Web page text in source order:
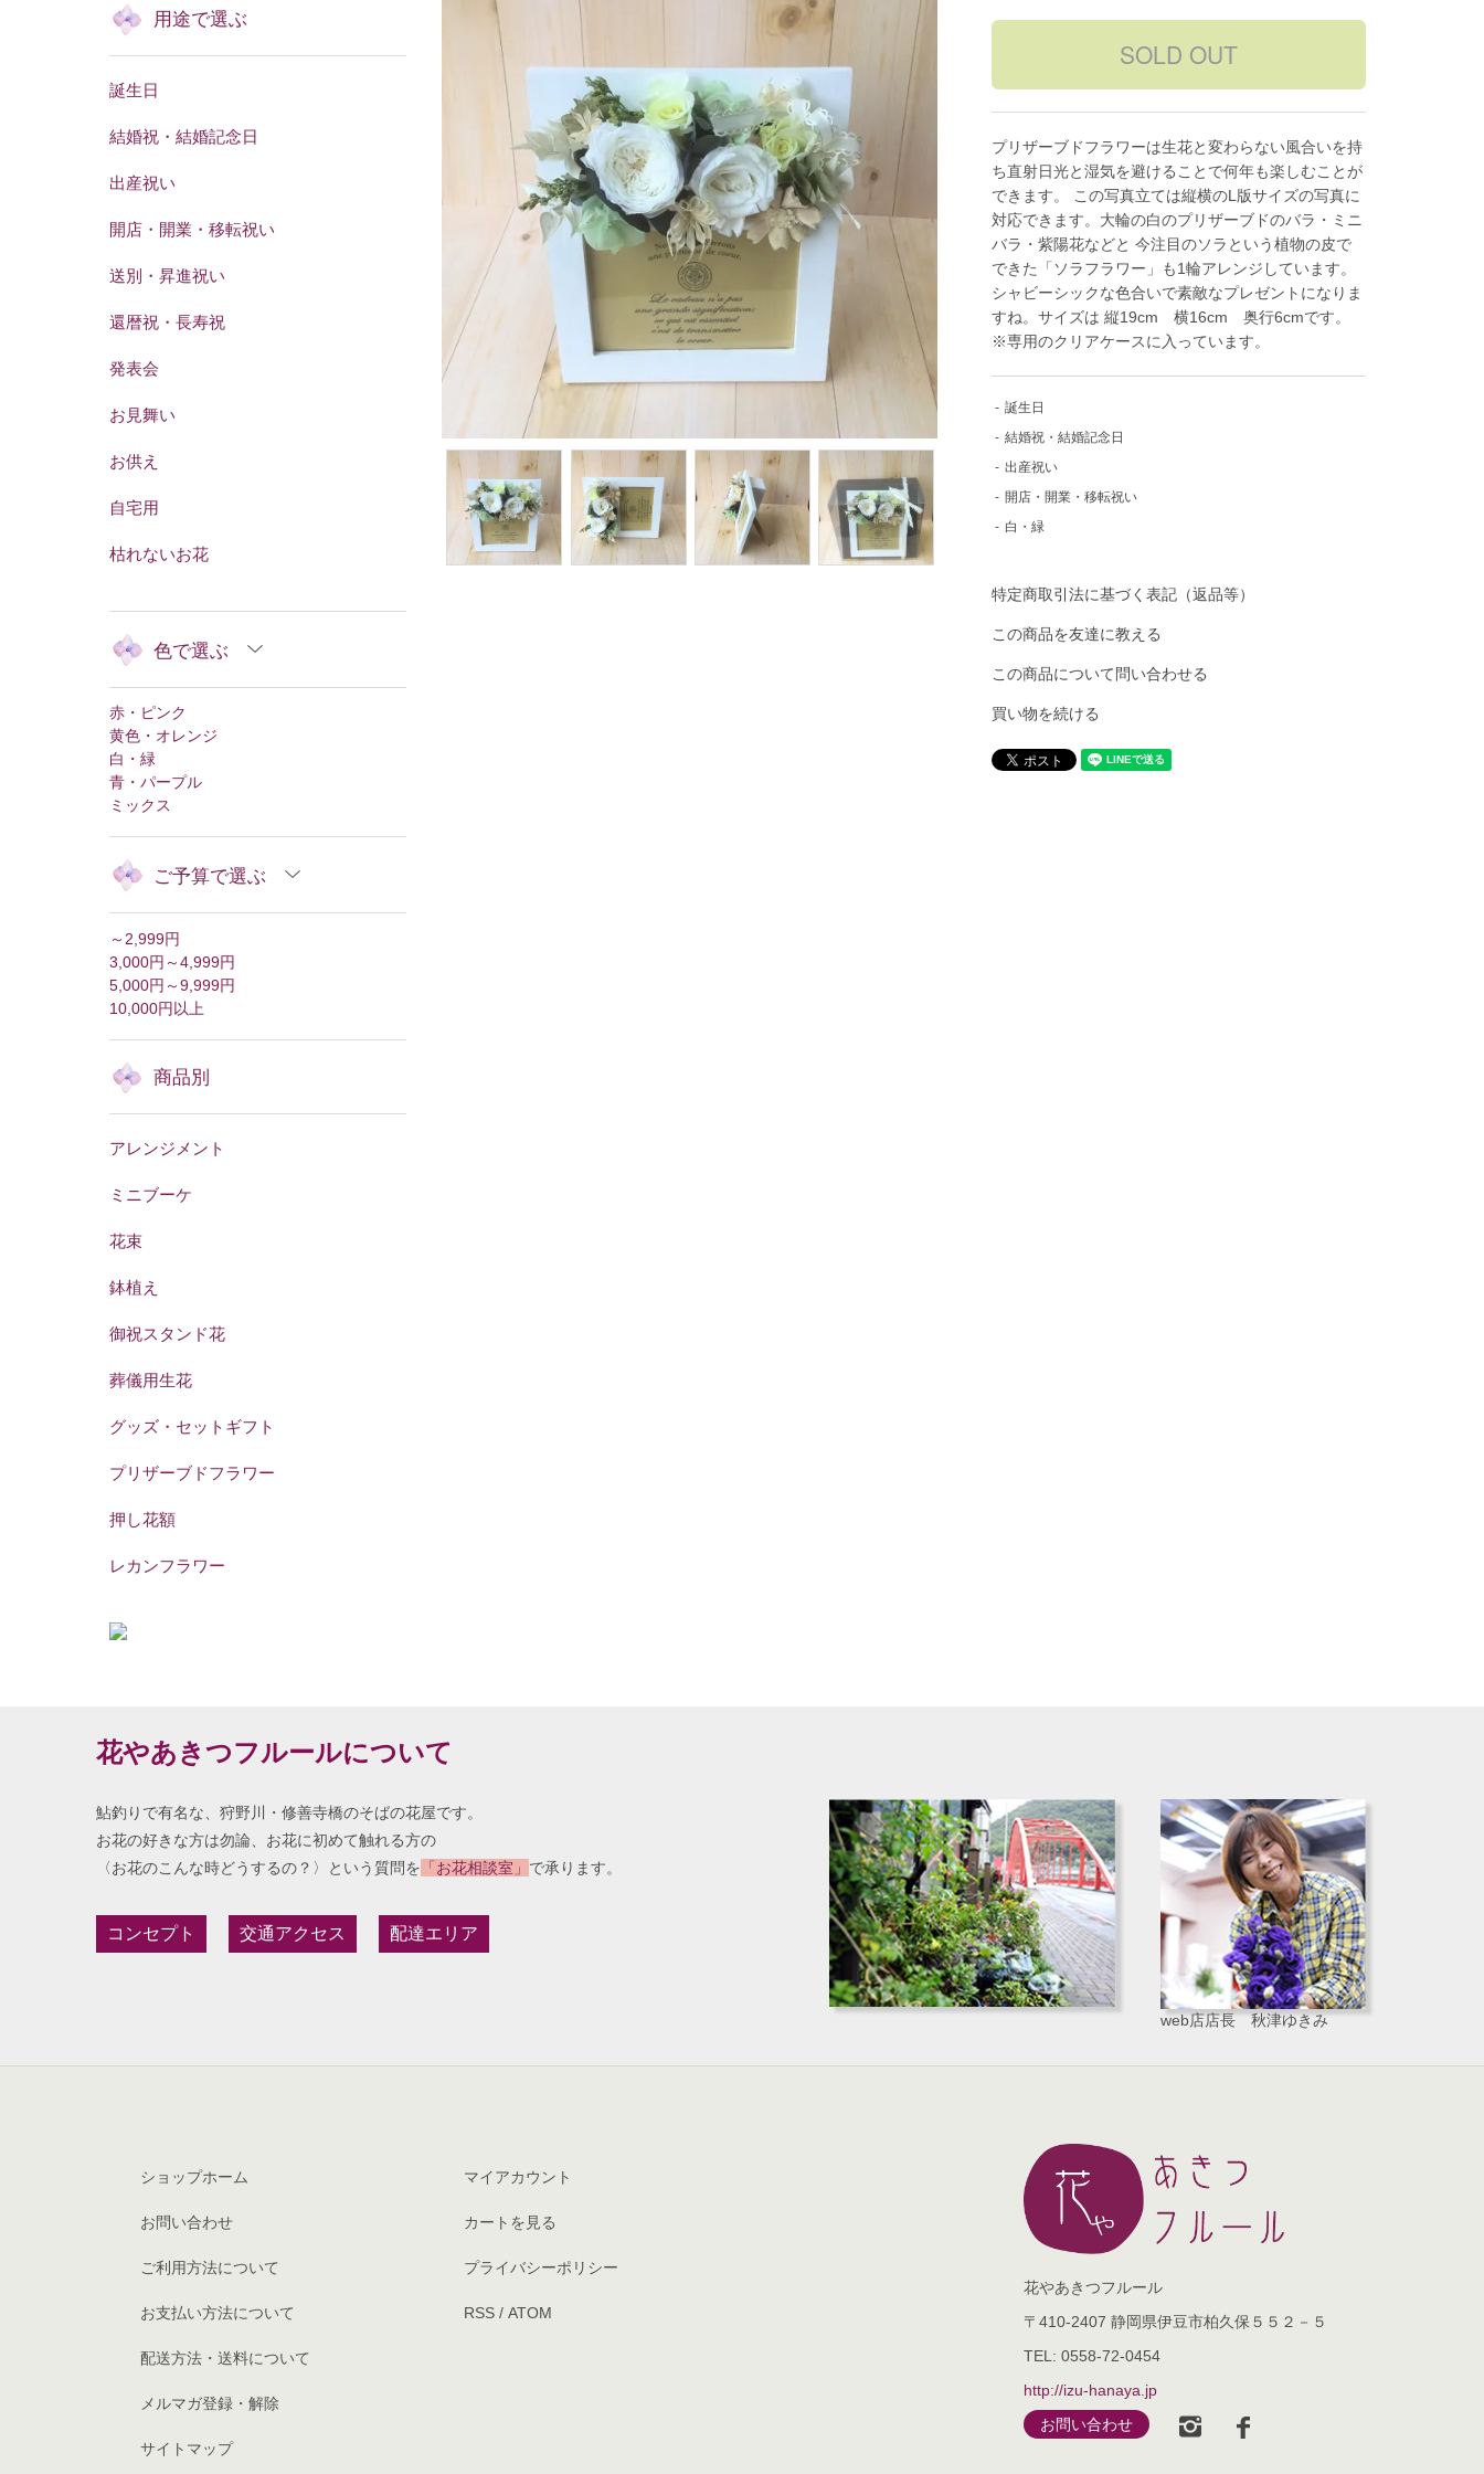
プリザーブドフラワーは生花と変わらない風合いを持
ち直射日光と湿気を避けることで何年も楽しむことが
できます。 この写真立ては縦横のL版サイズの写真に
対応できます。大輪の白のプリザーブドのバラ・ミニ
バラ・紫陽花などと 今注目のソラという植物の皮で
できた「ソラフラワー」も1輪アレンジしています。
シャビーシックな色合いで素敵なプレゼントになりま
すね。サイズは 縦19cm 横16cm 奥行6cmです。
※専用のクリアケースに入っています。
- 誕生日
- 結婚祝・結婚記念日
- 出産祝い
- 開店・開業・移転祝い
- 白・緑
特定商取引法に基づく表記（返品等）
この商品を友達に教える
この商品について問い合わせる
買い物を続ける
用途で選ぶ
誕生日
結婚祝・結婚記念日
出産祝い
開店・開業・移転祝い
送別・昇進祝い
還暦祝・長寿祝
発表会
お見舞い
お供え
自宅用
枯れないお花
色で選ぶ
赤・ピンク
黄色・オレンジ
白・緑
青・パープル
ミックス
ご予算で選ぶ
～2,999円
3,000円～4,999円
5,000円～9,999円
10,000円以上
商品別
アレンジメント
ミニブーケ
花束
鉢植え
御祝スタンド花
葬儀用生花
グッズ・セットギフト
プリザーブドフラワー
押し花額
レカンフラワー
花やあきつフルールについて
web店店長 秋津ゆきみ
鮎釣りで有名な、狩野川・修善寺橋のそばの花屋です。
お花の好きな方は勿論、お花に初めて触れる方の
〈お花のこんな時どうするの？〉という質問を 「お花相談室」 で承ります。
コンセプト 交通アクセス 配達エリア
ショップホーム
お問い合わせ
ご利用方法について
お支払い方法について
配送方法・送料について
メルマガ登録・解除
サイトマップ
マイアカウント
カートを見る
プライバシーポリシー
RSS/ ATOM
花やあきつフルール
〒410-2407 静岡県伊豆市柏久保５５２－５
TEL: 0558-72-0454
http://izu-hanaya.jp
お問い合わせ